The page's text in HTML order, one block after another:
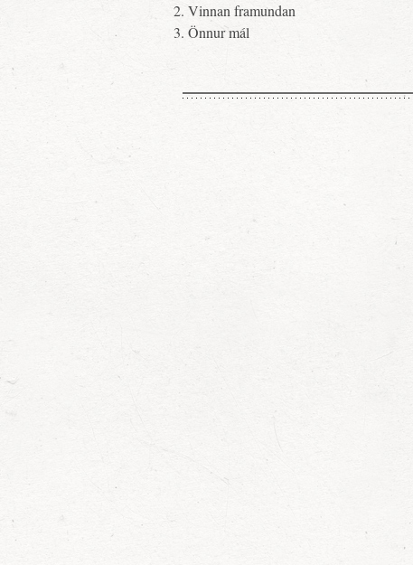
2. Vinnan framundan
3. Önnur mál